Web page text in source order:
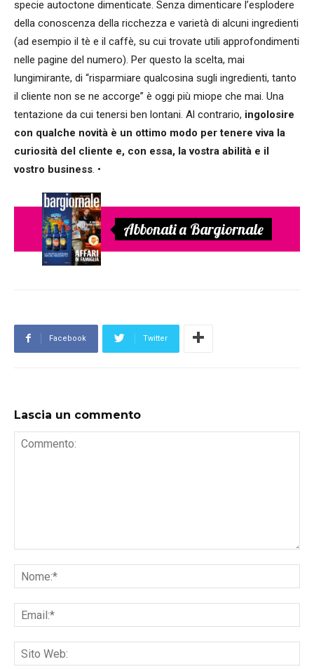
specie autoctone dimenticate. Senza dimenticare l’esplodere
della conoscenza della ricchezza e varietà di alcuni ingredienti
(ad esempio il tè e il caffè, su cui trovate utili approfondimenti
nelle pagine del numero). Per questo la scelta, mai
lungimirante, di “risparmiare qualcosina sugli ingredienti, tanto
il cliente non se ne accorge” è oggi più miope che mai. Una
tentazione da cui tenersi ben lontani. Al contrario, ingolosire
con qualche novità è un ottimo modo per tenere viva la
curiosità del cliente e, con essa, la vostra abilità e il
vostro business. •
Abbonati a Bargiornale
Facebook Twitter
Lascia un commento